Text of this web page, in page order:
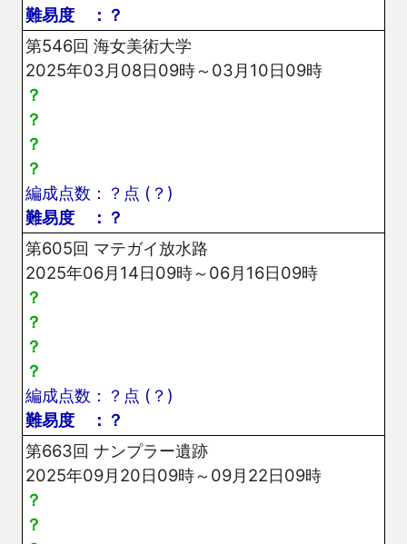
難易度 ：？
第546回 海女美術大学
2025年03月08日09時～03月10日09時
？
？
？
？
編成点数：？点 (？)
難易度 ：？
第605回 マテガイ放水路
2025年06月14日09時～06月16日09時
？
？
？
？
編成点数：？点 (？)
難易度 ：？
第663回 ナンプラー遺跡
2025年09月20日09時～09月22日09時
？
？